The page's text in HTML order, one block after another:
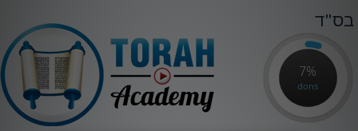
7%
dons
בס"ד